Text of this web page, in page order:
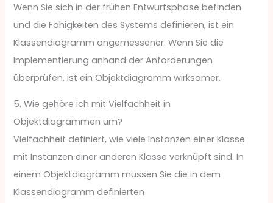
Wenn Sie sich in der frühen Entwurfsphase befinden
und die Fähigkeiten des Systems definieren, ist ein
Klassendiagramm angemessener. Wenn Sie die
Implementierung anhand der Anforderungen
überprüfen, ist ein Objektdiagramm wirksamer.
5. Wie gehöre ich mit Vielfachheit in
Objektdiagrammen um?
Vielfachheit definiert, wie viele Instanzen einer Klasse
mit Instanzen einer anderen Klasse verknüpft sind. In
einem Objektdiagramm müssen Sie die in dem
Klassendiagramm definierten